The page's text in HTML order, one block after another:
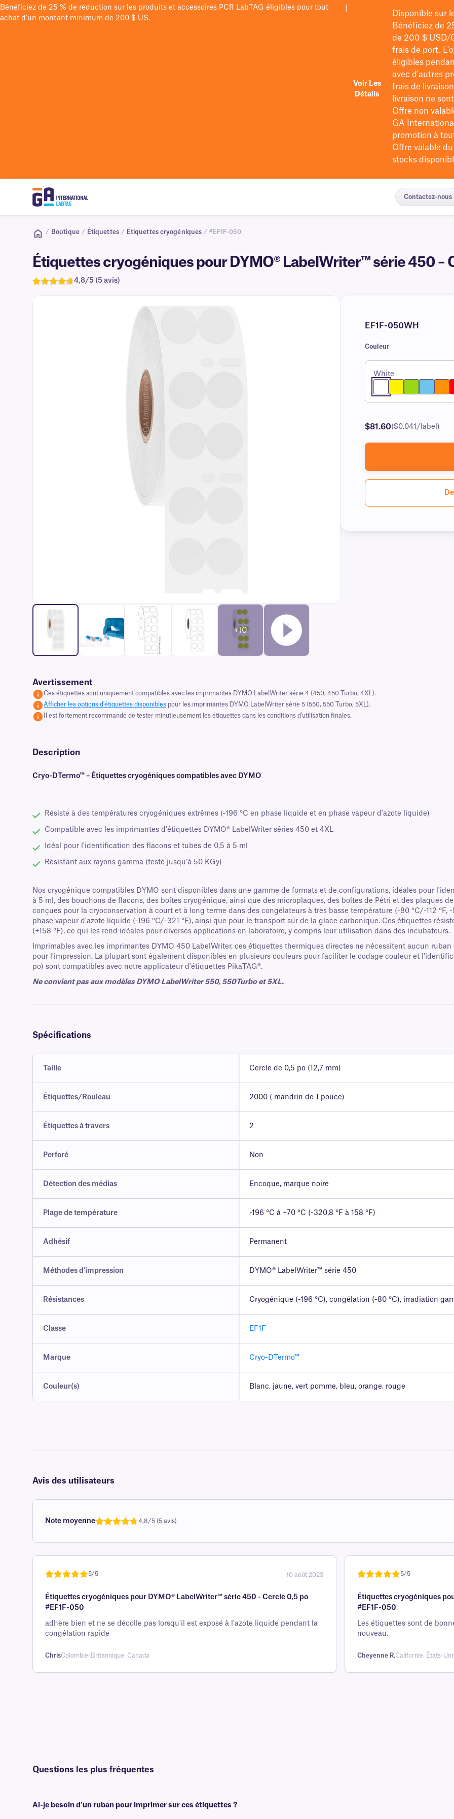
Bénéficiez de 25 % de réduction sur les produits et accessoires PCR LabTAG éligibles pour tout
achat d'un montant minimum de 200 $ US.
Voir Les
Détails
Disponible sur
Bénéficiez de
de 200 $USD/
frais de port.
éligibles
avec d'autres
frais de
livraison ne
Offre non
GA
promotion à
Offre valable
stocks
Contactez-nous
/ Boutique / Étiquettes / Étiquettes cryogéniques / #EF1F-050
Étiquettes cryogéniques pour DYMO® LabelWriter™ série 450 –
4,8/5 (5 avis)
+10
EF1F-050WH
Couleur
White
$81.60($0.041/label)
Avertissement
Ces étiquettes sont uniquement compatibles avec les imprimantes DYMO LabelWriter série 4 (450, 450 Turbo, 4XL).
Afficher les options d'étiquettes disponibles pour les imprimantes DYMO LabelWriter série 5 (550, 550 Turbo, 5XL).
Il est fortement recommandé de tester minutieusement les étiquettes dans les conditions d'utilisation finales.
Description
Cryo-DTermo™ – Étiquettes cryogéniques compatibles avec DYMO
Résiste à des températures cryogéniques extrêmes (-196 °C en phase liquide et en phase vapeur d'azote liquide)
Compatible avec les imprimantes d'étiquettes DYMO® LabelWriter séries 450 et 4XL
Idéal pour l'identification des flacons et tubes de 0,5 à 5 ml
Résistant aux rayons gamma (testé jusqu'à 50 KGy)
Nos cryogénique compatibles DYMO sont disponibles dans une gamme de formats et de configurations, idéales pour
à 5 ml, des bouchons de flacons, des boîtes cryogénique, ainsi que des microplaques, des boîtes de Pétri et des plaques
conçues pour la cryoconservation à court et à long terme dans des congélateurs à très basse température (-80 °C/-112 °F,
phase vapeur d'azote liquide (-196 °C/-321 °F), ainsi que pour le transport sur de la glace carbonique. Ces étiquettes
(+158 °F), ce qui les rend idéales pour diverses applications en laboratoire, y compris leur utilisation dans des incubateurs.
Imprimables avec les imprimantes DYMO 450 LabelWriter, ces étiquettes thermiques directes ne nécessitent aucun
pour l'impression. La plupart sont également disponibles en plusieurs couleurs pour faciliter le codage couleur et
po) sont compatibles avec notre applicateur d'étiquettes PikaTAG®.
Ne convient pas aux modèles DYMO LabelWriter 550, 550Turbo et 5XL.
Spécifications
Taille Cercle de 0,5 po (12,7 mm)
Étiquettes/Rouleau 2000 ( mandrin de 1 pouce)
Étiquettes à travers 2
Perforé Non
Détection des médias Encoque, marque noire
Plage de température -196 °C à +70 °C (-320,8 °F à 158 °F)
Adhésif Permanent
Méthodes d'impression DYMO® LabelWriter™ série 450
Résistances Cryogénique (-196 °C), congélation (-80 °C), irradiation
Classe EF1F
Marque Cryo-DTermo™
Couleur(s) Blanc, jaune, vert pomme, bleu, orange, rouge
Avis des utilisateurs
Note moyenne
sur 5 sur
la base d'
évaluation
4,8/5 (5 avis)
5 sur la
base d'
évaluation
client
5/5 10 août 2023
Étiquettes cryogéniques pour DYMO® LabelWriter™ série 450 - Cercle 0,5 po
#EF1F-050
adhère bien et ne se décolle pas lorsqu'il est exposé à l'azote liquide pendant la
congélation rapide
ChrisColombie-Britannique, Canada
5 sur la
base d'
évaluation
client
5/5
Étiquettes cryogéniques
#EF1F-050
Les étiquettes sont de
nouveau.
Cheyenne R.Californie, États-
Questions les plus fréquentes
Ai-je besoin d'un ruban pour imprimer sur ces étiquettes ?